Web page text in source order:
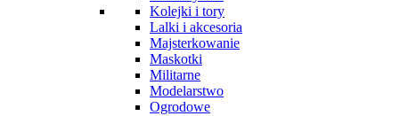
Kolejki i tory
Lalki i akcesoria
Majsterkowanie
Maskotki
Militarne
Modelarstwo
Ogrodowe